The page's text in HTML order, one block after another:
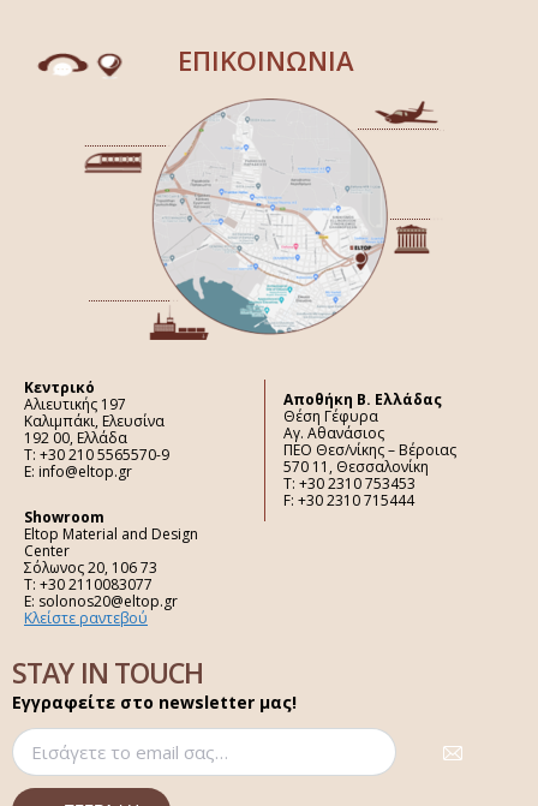
ΕΠΙΚΟΙΝΩΝΙΑ
Κεντρικό
Αλιευτικής 197
Καλιμπάκι, Ελευσίνα
192 00, Ελλάδα
Τ: +30 210 5565570-9
E: info@eltop.gr
Showroom
Eltop Material and Design
Center
Σόλωνος 20, 106 73
Τ: +30 2110083077
E: solonos20@eltop.gr
Κλείστε ραντεβού
Aποθήκη Β. Ελλάδας
Θέση Γέφυρα
Αγ. Αθανάσιος
ΠΕΟ Θεσ/νίκης – Βέροιας
570 11, Θεσσαλονίκη
Τ: +30 2310 753453
F: +30 2310 715444
STAY IN TOUCH
Εγγραφείτε στο newsletter μας!